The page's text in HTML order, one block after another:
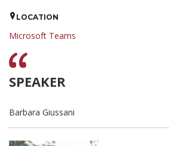
LOCATION
Microsoft Teams
SPEAKER
Barbara Giussani